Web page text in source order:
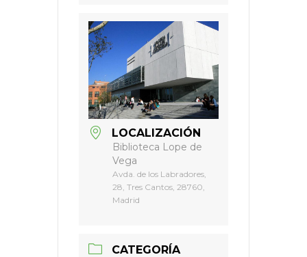
LOCALIZACIÓN
Biblioteca Lope de
Vega
Avda. de los Labradores,
28, Tres Cantos, 28760,
Madrid
CATEGORÍA